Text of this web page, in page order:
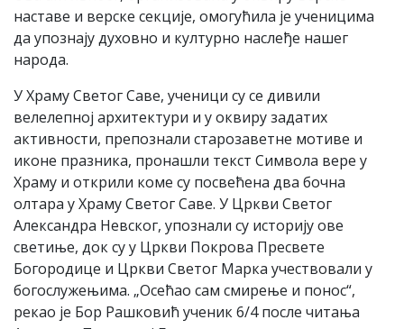
наставе и верске секције, омогућила је ученицима
да упознају духовно и културно наслеђе нашег
народа.
У Храму Светог Саве, ученици су се дивили
велелепној архитектури и у оквиру задатих
активности, препознали старозаветне мотиве и
иконе празника, пронашли текст Символа вере у
Храму и открили коме су посвећена два бочна
олтара у Храму Светог Саве. У Цркви Светог
Александра Невског, упознали су историју ове
светиње, док су у Цркви Покрова Пресвете
Богородице и Цркви Светог Марка учествовали у
богослужењима. „Осећао сам смирење и понос“,
рекао је Бор Рашковић ученик 6/4 после читања